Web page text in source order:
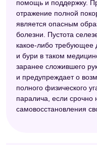
помощь и поддержку.
отражение полной
является опасным
болезни. Пустота
какое-либо требующее
и бури в таком
заранее сложившего
и предупреждает о
полного физического
паралича, если срочно
самовосстановления